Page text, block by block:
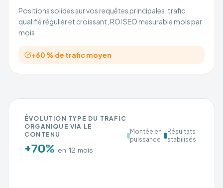
Positions solides sur vos requêtes principales, trafic
qualifié régulier et croissant, ROI SEO mesurable mois par
mois.
+60 % de trafic moyen
ÉVOLUTION TYPE DU TRAFIC
ORGANIQUE VIA LE
CONTENU
+70% en 12 mois
Montée en
puissance
Résultats
stabilisés